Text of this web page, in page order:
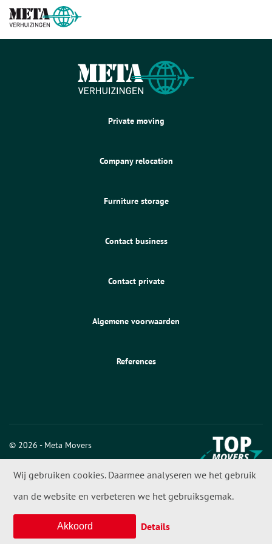
Private moving
Company relocation
Furniture storage
Contact business
Contact private
Algemene voorwaarden
References
© 2026 - Meta Movers
Wij gebruiken cookies. Daarmee analyseren we het gebruik
van de website en verbeteren we het gebruiksgemak.
Details
Akkoord